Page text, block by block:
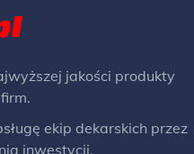
jakości produkty
ekip dekarskich przez
inwestycji.